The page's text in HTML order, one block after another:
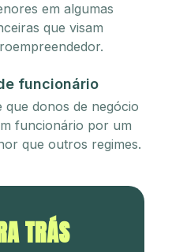
em algumas
que visam
funcionário
que donos de negócio
funcionário por um
que outros regimes.
TRÁS